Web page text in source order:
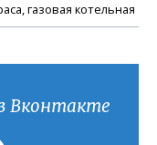
газовая котельная
Вконтакте